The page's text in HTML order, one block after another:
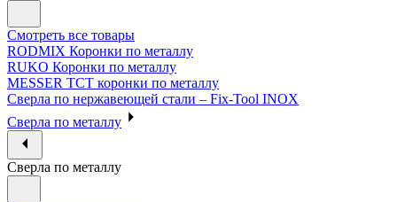
Смотреть все товары
RODMIX Коронки по металлу
RUKO Коронки по металлу
MESSER ТСТ коронки по металлу
Сверла по нержавеющей стали – Fix-Tool INOX
Сверла по металлу
Сверла по металлу